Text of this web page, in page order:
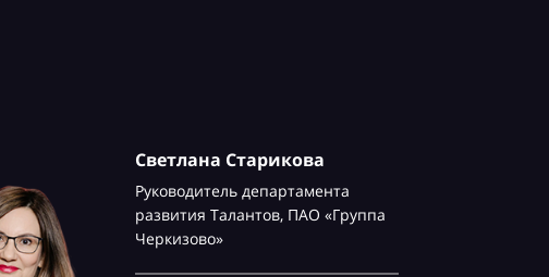
Светлана Старикова
Руководитель департамента
развития Талантов, ПАО «Группа
Черкизово»